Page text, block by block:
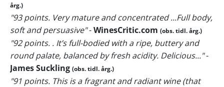
årg.)
"93 points. Very mature and concentrated ...Full body,
soft and persuasive"-WinesCritic.com (obs. tidl. årg.)
"92 points. . It’s full-bodied with a ripe, buttery and
round palate, balanced by fresh acidity. Delicious..."-
James Suckling (obs. tidl. årg.)
"91 points. This is a fragrant and radiant wine (that